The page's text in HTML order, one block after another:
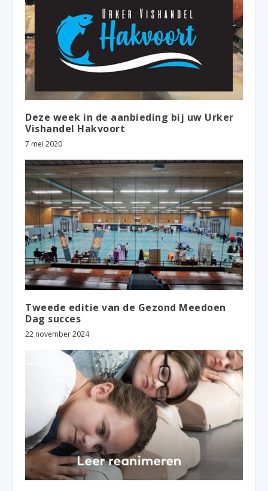
Deze week in de aanbieding bij uw Urker
Vishandel Hakvoort
7 mei 2020
Tweede editie van de Gezond Meedoen
Dag succes
22 november 2024